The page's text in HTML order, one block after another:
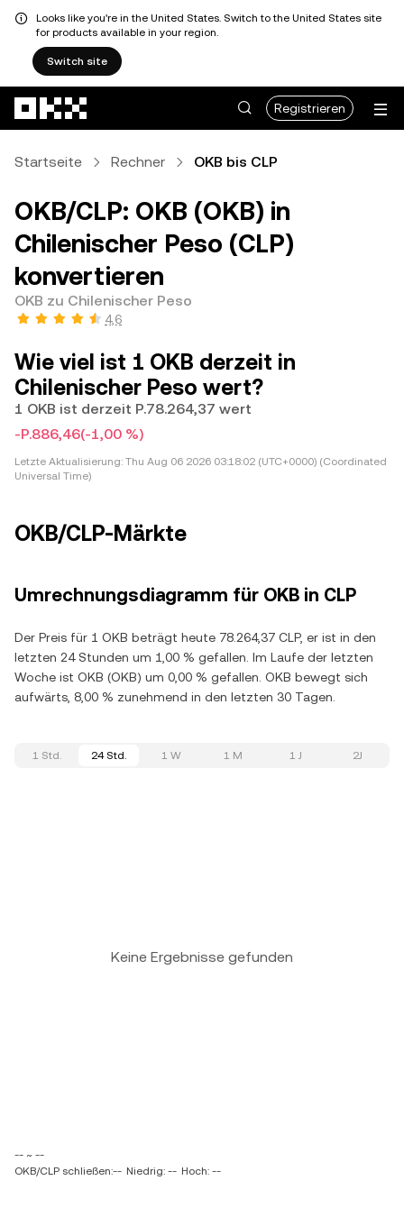
Looks like you're in the United States. Switch to the United States site
for products available in your region.
Switch site
Registrieren
Startseite Rechner OKB bis CLP
OKB/CLP: OKB (OKB) in
Chilenischer Peso (CLP)
konvertieren
OKB zu Chilenischer Peso
4,6
Wie viel ist 1 OKB derzeit in
Chilenischer Peso wert?
1 OKB ist derzeit P.78.264,37 wert
-P.886,46(-1,00 %)
Letzte Aktualisierung: Thu Aug 06 2026 03:18:02 (UTC+0000) (Coordinated
Universal Time)
OKB/CLP-Märkte
Umrechnungsdiagramm für OKB in CLP
Der Preis für 1 OKB beträgt heute 78.264,37 CLP, er ist in den
letzten 24 Stunden um 1,00 % gefallen. Im Laufe der letzten
Woche ist OKB (OKB) um 0,00 % gefallen. OKB bewegt sich
aufwärts, 8,00 % zunehmend in den letzten 30 Tagen.
1 Std. 24 Std. 1 W 1 M 1 J 2J
Keine Ergebnisse gefunden
-- ~ --
OKB/CLP schließen:-- Niedrig: -- Hoch: --